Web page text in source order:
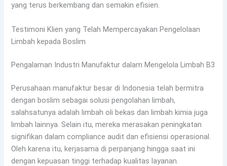
yang terus berkembang dan semakin efisien.
Testimoni Klien yang Telah Mempercayakan Pengelolaan
Limbah kepada Boslim
Pengalaman Industri Manufaktur dalam Mengelola Limbah B3
Perusahaan manufaktur besar di Indonesia telah bermitra
dengan boslim sebagai solusi pengolahan limbah,
salahsatunya adalah limbah oli bekas dan limbah kimia juga
limbah lainnya. Selain itu, mereka merasakan peningkatan
signifikan dalam compliance audit dan efisiensi operasional.
Oleh karena itu, kerjasama di perpanjang hingga saat ini
dengan kepuasan tinggi terhadap kualitas layanan.